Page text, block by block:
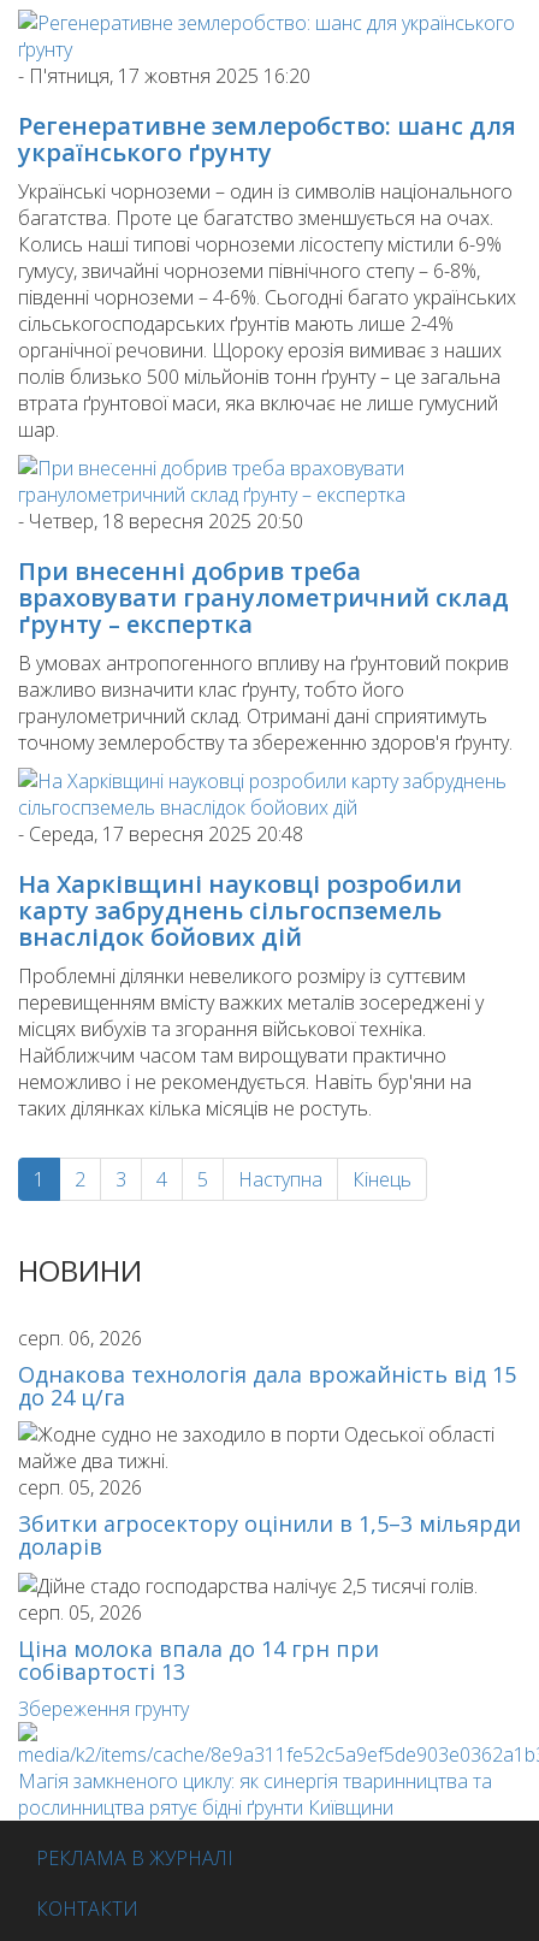
- П'ятниця, 17 жовтня 2025 16:20
Регенеративне землеробство: шанс для
українського ґрунту
Українські чорноземи – один із символів національного
багатства. Проте це багатство зменшується на очах.
Колись наші типові чорноземи лісостепу містили 6-9%
гумусу, звичайні чорноземи північного степу – 6-8%,
південні чорноземи – 4-6%. Сьогодні багато українських
сільськогосподарських ґрунтів мають лише 2-4%
органічної речовини. Щороку ерозія вимиває з наших
полів близько 500 мільйонів тонн ґрунту – це загальна
втрата ґрунтової маси, яка включає не лише гумусний
шар.
- Четвер, 18 вересня 2025 20:50
При внесенні добрив треба
враховувати гранулометричний склад
ґрунту – експертка
В умовах антропогенного впливу на ґрунтовий покрив
важливо визначити клас ґрунту, тобто його
гранулометричний склад. Отримані дані сприятимуть
точному землеробству та збереженню здоров'я ґрунту.
- Середа, 17 вересня 2025 20:48
На Харківщині науковці розробили
карту забруднень сільгоспземель
внаслідок бойових дій
Проблемні ділянки невеликого розміру із суттєвим
перевищенням вмісту важких металів зосереджені у
місцях вибухів та згорання військової техніка.
Найближчим часом там вирощувати практично
неможливо і не рекомендується. Навіть бур'яни на
таких ділянках кілька місяців не ростуть.
1 2 3 4 5 Наступна Кінець
НОВИНИ
серп. 06, 2026
Однакова технологія дала врожайність від 15
до 24 ц/га
серп. 05, 2026
Збитки агросектору оцінили в 1,5–3 мільярди
доларів
серп. 05, 2026
Ціна молока впала до 14 грн при
собівартості 13
Збереження грунту
Магія замкненого циклу: як синергія тваринництва та
рослинництва рятує бідні ґрунти Київщини
РЕКЛАМА В ЖУРНАЛІ
КОНТАКТИ